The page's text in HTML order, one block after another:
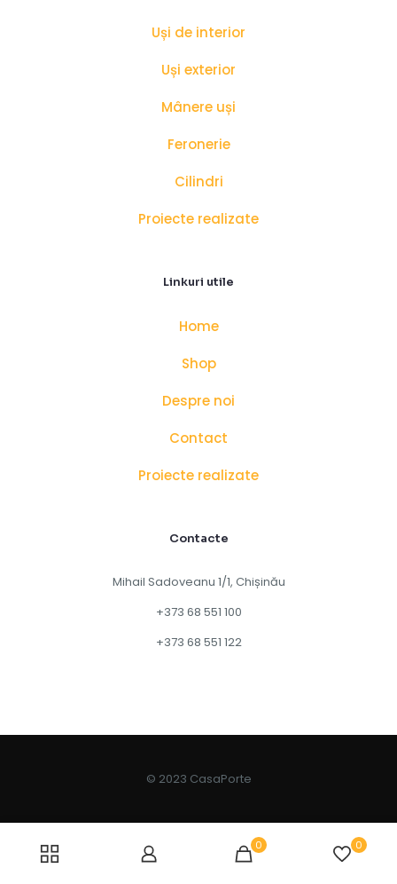
Uși de interior
Uși exterior
Mânere uși
Feronerie
Cilindri
Proiecte realizate
Linkuri utile
Home
Shop
Despre noi
Contact
Proiecte realizate
Contacte
Mihail Sadoveanu 1/1, Chișinău
+373 68 551 100
+373 68 551 122
© 2023 CasaPorte
0 0